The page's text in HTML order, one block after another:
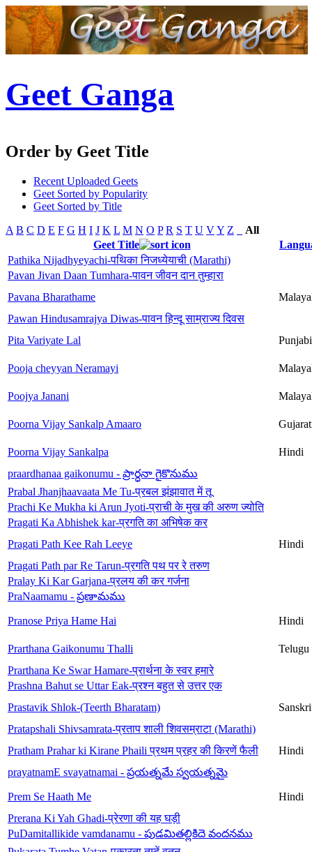
Geet Ganga
Order by Geet Title
Recent Uploaded Geets
Geet Sorted by Popularity
Geet Sorted by Title
A B C D E F G H I J K L M N O P R S T U VY Z
All
Geet Title
Pathika Nijadhyeyachi-पथिका निजध्येयाची (Marathi)
Pavan Jivan Daan Tumhara-पावन जीवन दान तुम्हारा
Pavana Bharathame
Pawan Hindusamrajya Diwas-पावन हिन्दू साम्राज्य दिवस
Pita Variyate Lal
Punjabi
Pooja cheyyan Neramayi
Poojya Janani
Poorna Vijay Sankalp Amaaro
Poorna Vijay Sankalpa
Hindi
praardhanaa gaikonumu - ప్రార్ధనా గైకొనుము
Prabal Jhanjhaavaata Me Tu-प्रबल झंझावात में तू
Prachi Ke Mukha ki Arun Jyoti-प्राची के मुख की अरुण ज्योति
Pragati Ka Abhishek kar-प्रगति का अभिषेक कर
Pragati Path Kee Rah Leeye
Hindi
Pragati Path par Re Tarun-प्रगति पथ पर रे तरुण
Pralay Ki Kar Garjana-प्रलय की कर गर्जना
PraNaamamu - ప్రణామము
Pranose Priya Hame Hai Hindi
Prarthana Gaikonumu Thalli
Telugu
Prarthana Ke Swar Hamare-प्रार्थना के स्वर हमारे
Prashna Bahut se Uttar Eak-प्रश्न बहुत से उत्तर एक
Prastavik Shlok-(Teerth Bharatam)
Pratapshali Shivsamrata-प्रताप शाली शिवसम्राटा (Marathi)
Pratham Prahar ki Kirane Phaili प्रथम प्रहर की किरणें फैली
Hindi
prayatnamE svayatnamai - ప్రయత్నమే స్వయత్నమై
Prem Se Haath Me
Hindi
Prerana Ki Yah Ghadi-प्रेरणा की यह घड़ी
PuDamitallikide vamdanamu - పుడమితల్లికిదె వందనము